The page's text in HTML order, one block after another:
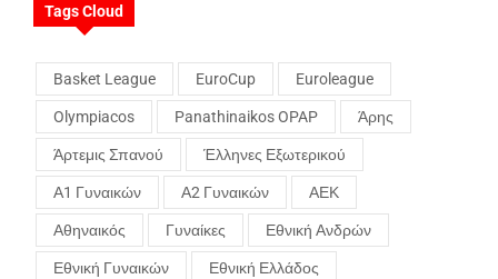
Tags Cloud
Basket League EuroCup Euroleague
Olympiacos Panathinaikos OPAP Άρης
Άρτεμις Σπανού Έλληνες Εξωτερικού
Α1 Γυναικών Α2 Γυναικών ΑΕΚ
Αθηναικός Γυναίκες Εθνική Ανδρών
Εθνική Γυναικών Εθνική Ελλάδος